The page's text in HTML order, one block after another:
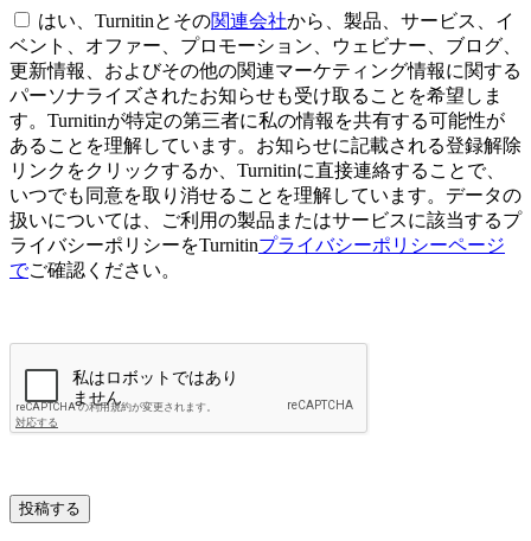
はい、Turnitinとその関連会社から、製品、サービス、イ
ベント、オファー、プロモーション、ウェビナー、ブログ、
更新情報、およびその他の関連マーケティング情報に関する
パーソナライズされたお知らせも受け取ることを希望しま
す。Turnitinが特定の第三者に私の情報を共有する可能性が
あることを理解しています。お知らせに記載される登録解除
リンクをクリックするか、Turnitinに直接連絡することで、
いつでも同意を取り消せることを理解しています。データの
扱いについては、ご利用の製品またはサービスに該当するプ
ライバシーポリシーをTurnitinプライバシーポリシーページ
でご確認ください。
投稿する